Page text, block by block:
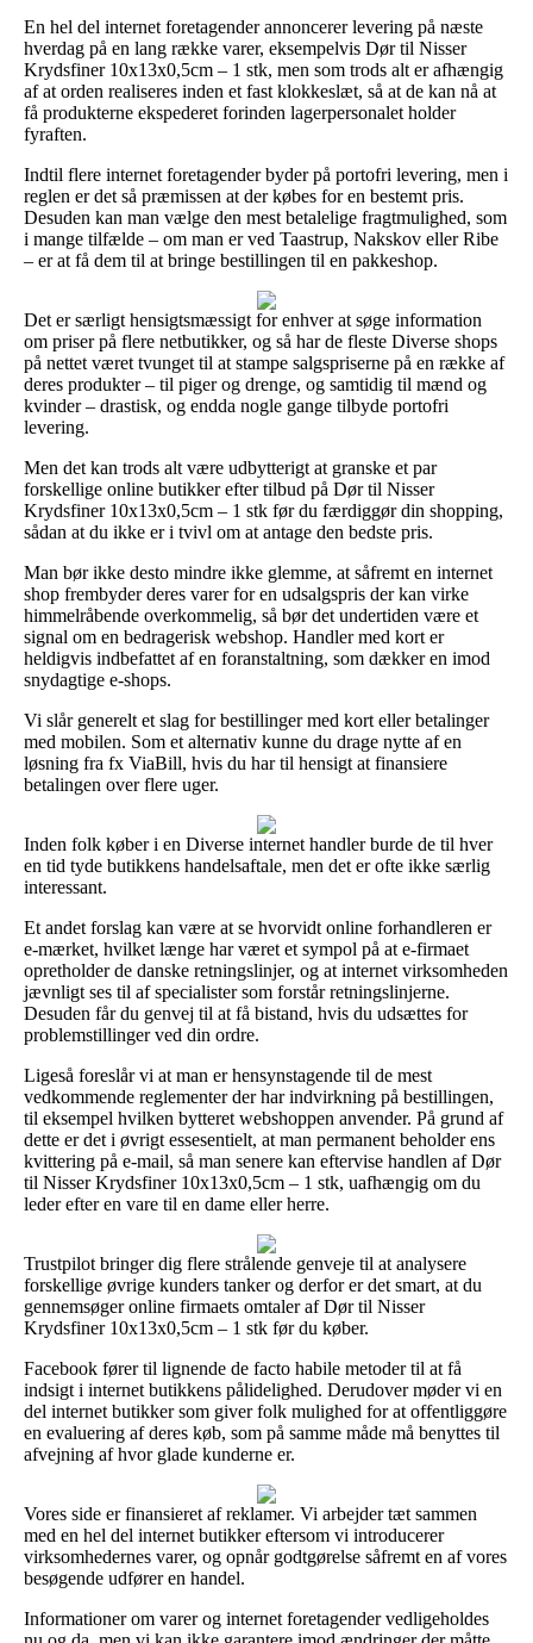
En hel del internet foretagender annoncerer levering på næste
hverdag på en lang række varer, eksempelvis Dør til Nisser
Krydsfiner 10x13x0,5cm – 1 stk, men som trods alt er afhængig
af at orden realiseres inden et fast klokkeslæt, så at de kan nå at
få produkterne ekspederet forinden lagerpersonalet holder
fyraften.
Indtil flere internet foretagender byder på portofri levering, men i
reglen er det så præmissen at der købes for en bestemt pris.
Desuden kan man vælge den mest betalelige fragtmulighed, som
i mange tilfælde – om man er ved Taastrup, Nakskov eller Ribe
– er at få dem til at bringe bestillingen til en pakkeshop.
Det er særligt hensigtsmæssigt for enhver at søge information
om priser på flere netbutikker, og så har de fleste Diverse shops
på nettet været tvunget til at stampe salgspriserne på en række af
deres produkter – til piger og drenge, og samtidig til mænd og
kvinder – drastisk, og endda nogle gange tilbyde portofri
levering.
Men det kan trods alt være udbytterigt at granske et par
forskellige online butikker efter tilbud på Dør til Nisser
Krydsfiner 10x13x0,5cm – 1 stk før du færdiggør din shopping,
sådan at du ikke er i tvivl om at antage den bedste pris.
Man bør ikke desto mindre ikke glemme, at såfremt en internet
shop frembyder deres varer for en udsalgspris der kan virke
himmelråbende overkommelig, så bør det undertiden være et
signal om en bedragerisk webshop. Handler med kort er
heldigvis indbefattet af en foranstaltning, som dækker en imod
snydagtige e-shops.
Vi slår generelt et slag for bestillinger med kort eller betalinger
med mobilen. Som et alternativ kunne du drage nytte af en
løsning fra fx ViaBill, hvis du har til hensigt at finansiere
betalingen over flere uger.
Inden folk køber i en Diverse internet handler burde de til hver
en tid tyde butikkens handelsaftale, men det er ofte ikke særlig
interessant.
Et andet forslag kan være at se hvorvidt online forhandleren er
e-mærket, hvilket længe har været et sympol på at e-firmaet
opretholder de danske retningslinjer, og at internet virksomheden
jævnligt ses til af specialister som forstår retningslinjerne.
Desuden får du genvej til at få bistand, hvis du udsættes for
problemstillinger ved din ordre.
Ligeså foreslår vi at man er hensynstagende til de mest
vedkommende reglementer der har indvirkning på bestillingen,
til eksempel hvilken bytteret webshoppen anvender. På grund af
dette er det i øvrigt essesentielt, at man permanent beholder ens
kvittering på e-mail, så man senere kan eftervise handlen af Dør
til Nisser Krydsfiner 10x13x0,5cm – 1 stk, uafhængig om du
leder efter en vare til en dame eller herre.
Trustpilot bringer dig flere strålende genveje til at analysere
forskellige øvrige kunders tanker og derfor er det smart, at du
gennemsøger online firmaets omtaler af Dør til Nisser
Krydsfiner 10x13x0,5cm – 1 stk før du køber.
Facebook fører til lignende de facto habile metoder til at få
indsigt i internet butikkens pålidelighed. Derudover møder vi en
del internet butikker som giver folk mulighed for at offentliggøre
en evaluering af deres køb, som på samme måde må benyttes til
afvejning af hvor glade kunderne er.
Vores side er finansieret af reklamer. Vi arbejder tæt sammen
med en hel del internet butikker eftersom vi introducerer
virksomhedernes varer, og opnår godtgørelse såfremt en af vores
besøgende udfører en handel.
Informationer om varer og internet foretagender vedligeholdes